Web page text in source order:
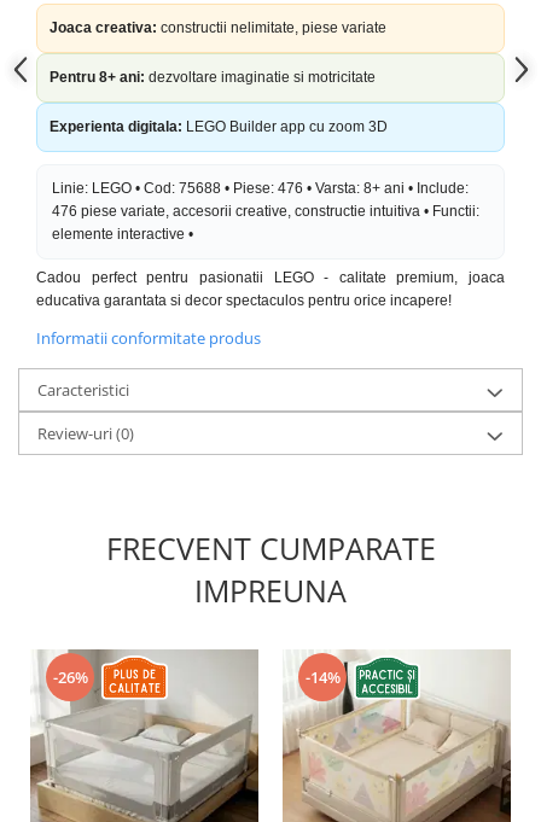
Joaca creativa: constructii nelimitate, piese variate
Pentru 8+ ani: dezvoltare imaginatie si motricitate
Experienta digitala: LEGO Builder app cu zoom 3D
Linie: LEGO • Cod: 75688 • Piese: 476 • Varsta: 8+ ani • Include:
476 piese variate, accesorii creative, constructie intuitiva • Functii:
elemente interactive •
Cadou perfect pentru pasionatii LEGO - calitate premium, joaca
educativa garantata si decor spectaculos pentru orice incapere!
Informatii conformitate produs
Caracteristici
Review-uri(0)
FRECVENT CUMPARATE
IMPREUNA
-26% -14%